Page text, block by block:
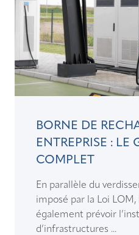
BORNE DE
ENTREPRISE : LE
COMPLET
En parallèle du
imposé par la Loi
également prévoir
d’infrastructures ...